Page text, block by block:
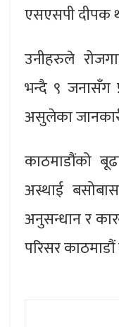
एसएसपी दीपक
उनीहरुले
भन्दै ९ जनासँग
असुलेका
काठमाडौंको
अस्थाई
अनुसन्धान र
परिसर